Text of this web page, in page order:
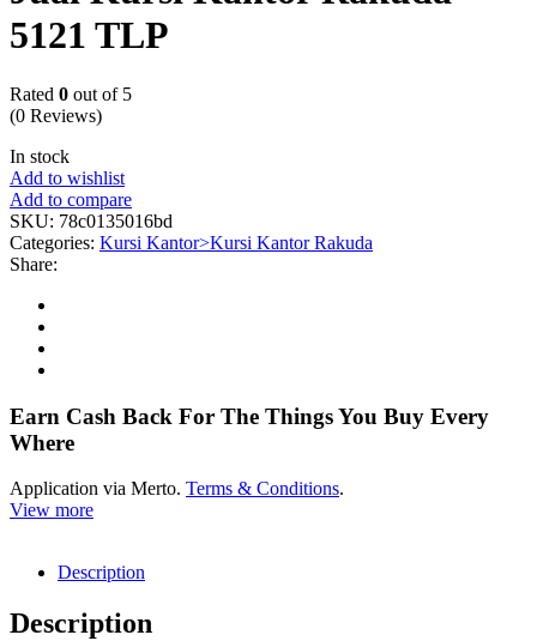
5121 TLP
Rated 0 out of 5
(0 Reviews)
In stock
Add to wishlist
Add to compare
SKU: 78c0135016bd
Categories: Kursi Kantor>Kursi Kantor Rakuda
Share:
Earn Cash Back For The Things You Buy Every
Where
Application via Merto. Terms & Conditions.
View more
Description
Description